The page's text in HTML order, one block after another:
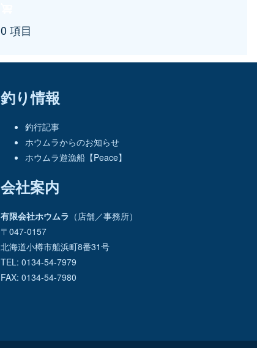
0 項目
釣り情報
釣行記事
ホウムラからのお知らせ
ホウムラ遊漁船【Peace】
会社案内
有限会社ホウムラ （店舗／事務所）
〒047-0157
北海道小樽市船浜町8番31号
TEL: 0134-54-7979
FAX: 0134-54-7980